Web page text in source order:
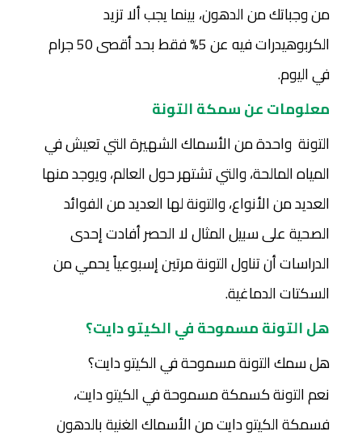
من وجباتك من الدهون، بينما يجب ألا تزيد
الكربوهيدرات فيه عن 5% فقط بحد أقصى 50 جرام
في اليوم.
معلومات عن سمكة التونة
التونة واحدة من الأسماك الشهيرة التي تعيش في
المياه المالحة، والتي تشتهر حول العالم، ويوجد منها
العديد من الأنواع، والتونة لها العديد من الفوائد
الصحية على سبيل المثال لا الحصر أفادت إحدى
الدراسات أن تناول التونة مرتين إسبوعياً يحمي من
السكتات الدماغية.
هل التونة مسموحة في الكيتو دايت؟
هل سمك التونة مسموحة في الكيتو دايت؟
نعم التونة كسمكة مسموحة في الكيتو دايت،
فسمكة الكيتو دايت من الأسماك الغنية بالدهون